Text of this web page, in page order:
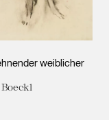
weiblicher